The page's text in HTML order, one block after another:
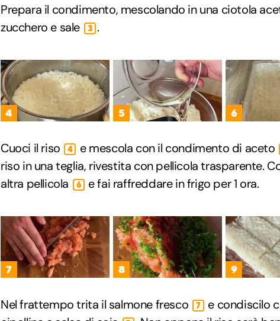
Prepara il condimento, mescolando in una ciotola
zucchero e sale
3 .
4 5 6
Cuoci il riso 4 e mescola con il condimento di aceto
riso in una teglia, rivestita con pellicola trasparente.
altra pellicola
6 e fai raffreddare in frigo per 1 ora.
7 8 9
Nel frattempo trita il salmone fresco 7
e condiscilo